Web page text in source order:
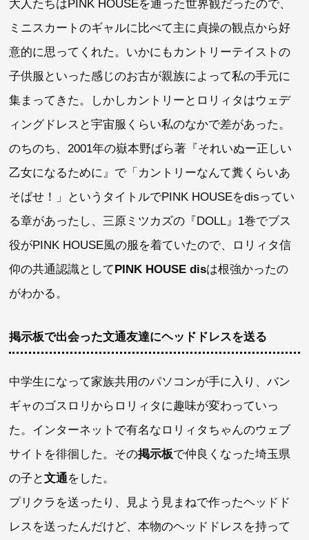
大人たちはPINK HOUSEを通った世界観だったので、
ミニスカートのギャルに比べて主に貞操の観点から好
意的に思ってくれた。いかにもカントリーテイストの
子供服といった感じのお古が親族によって私の手元に
集まってきた。しかしカントリーとロリィタはウェデ
ィングドレスと宇宙服くらい私のなかで差があった。
のちのち、2001年の嶽本野ばら著『それいぬー正しい
乙女になるために』で「カントリーなんて糞くらいあ
そばせ！」というタイトルでPINK HOUSEをdisってい
る章があったし、三原ミツカズの『DOLL』1巻でブス
役がPINK HOUSE風の服を着ていたので、ロリィタ信
仰の共通認識としてPINK HOUSE disは根強かったの
がわかる。
掲示板で出会った文通友達にヘッドドレスを送る
中学生になって家族共用のパソコンが手に入り、バン
ギャのゴスロリからロリィタに趣味が変わっていっ
た。インターネットで有名なロリィタちゃんのウェブ
サイトを徘徊した。その掲示板で仲良くなった埼玉県
の子と文通をした。
プリクラを送ったり、見よう見まねで作ったヘッドド
レスを送ったんだけど、本物のヘッドドレスを持って